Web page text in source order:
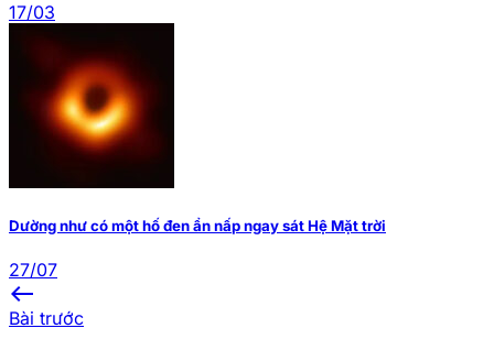
17/03
Dường như có một hố đen ẩn nấp ngay sát Hệ Mặt trời
27/07
west
Bài trước